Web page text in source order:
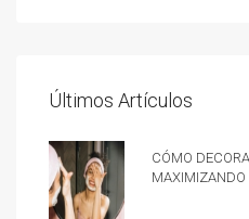
Últimos Artículos
Cómo